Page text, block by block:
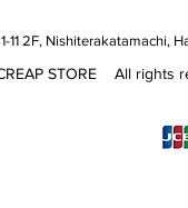
2F, Nishiterakatamachi,
STORE All rights